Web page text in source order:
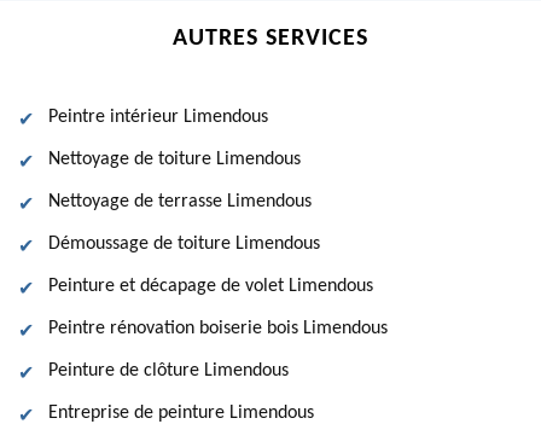
AUTRES SERVICES
Peintre intérieur Limendous
Nettoyage de toiture Limendous
Nettoyage de terrasse Limendous
Démoussage de toiture Limendous
Peinture et décapage de volet Limendous
Peintre rénovation boiserie bois Limendous
Peinture de clôture Limendous
Entreprise de peinture Limendous